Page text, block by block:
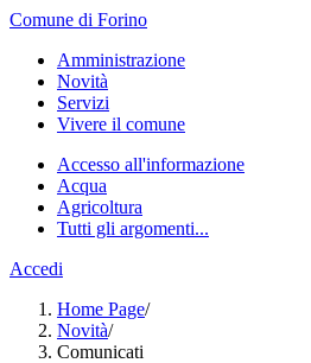
Comune di Forino
Amministrazione
Novità
Servizi
Vivere il comune
Accesso all'informazione
Acqua
Agricoltura
Tutti gli argomenti...
Accedi
Home Page/
Novità/
Comunicati